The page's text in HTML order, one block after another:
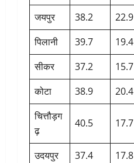
जयपुर
38.2
22.9
पिलानी
39.7
19.4
सीकर
37.2
15.7
कोटा
38.9
20.4
चित्तौड़ग
ढ़
40.5 17.7
उदयपुर 37.4
17.8